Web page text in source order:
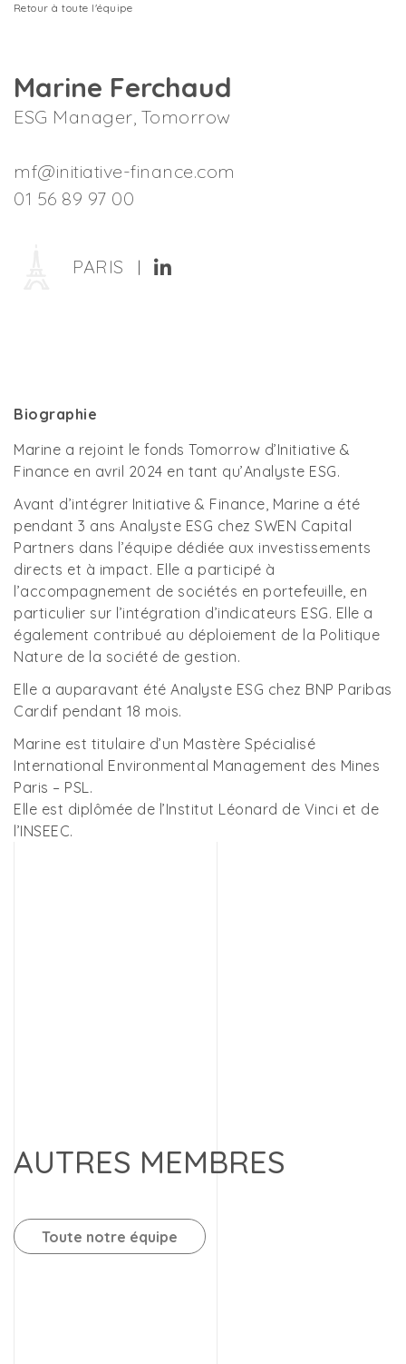
Retour à toute l'équipe
Marine Ferchaud
ESG Manager, Tomorrow
mf@initiative-finance.com
01 56 89 97 00
PARIS
Biographie
Marine a rejoint le fonds Tomorrow d’Initiative &
Finance en avril 2024 en tant qu’Analyste ESG.
Avant d’intégrer Initiative & Finance, Marine a été
pendant 3 ans Analyste ESG chez SWEN Capital
Partners dans l’équipe dédiée aux investissements
directs et à impact. Elle a participé à
l’accompagnement de sociétés en portefeuille, en
particulier sur l’intégration d’indicateurs ESG. Elle a
également contribué au déploiement de la Politique
Nature de la société de gestion.
Elle a auparavant été Analyste ESG chez BNP Paribas
Cardif pendant 18 mois.
Marine est titulaire d’un Mastère Spécialisé
International Environmental Management des Mines
Paris – PSL.
Elle est diplômée de l’Institut Léonard de Vinci et de
l’INSEEC.
AUTRES MEMBRES
Toute notre équipe